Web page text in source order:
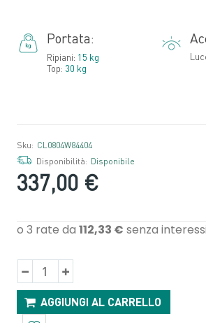
Portata:
Ripiani: 15 kg
Top: 30 kg
Sku: CL0804W84404
Disponibilità: Disponibile
337,00 €
AGGIUNGI AL CARRELLO